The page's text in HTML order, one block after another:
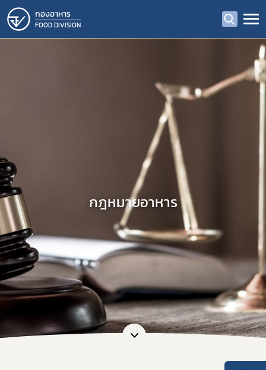
กองอาหาร
FOOD DIVISION
กฎหมายอาหาร